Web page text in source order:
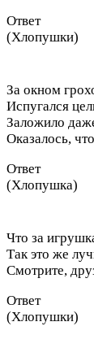
Ответ
(Хлопушки)
За окном
Испугался
Заложило
Оказалось,
Ответ
(Хлопушка)
Что за
Так это же
Смотрите,
Ответ
(Хлопушки)